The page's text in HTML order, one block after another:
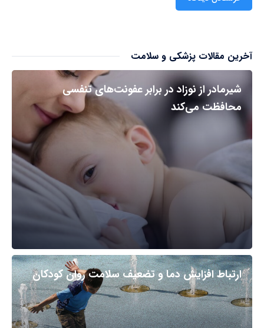
آخرین مقالات پزشکی و سلامت
شیرمادر از نوزاد در برابر عفونت‌های تنفسی
محافظت می‌کند
ارتباط افزایش دما و تضعیف سلامت روان کودکان